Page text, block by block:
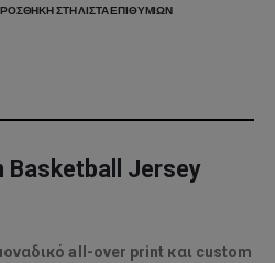
ΣΤΗ ΛΊΣΤΑ ΕΠΙΘΥΜΙΏΝ
Basketball Jersey
all-over print και custom